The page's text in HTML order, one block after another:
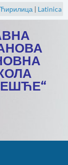
Ћирилица | Latinica